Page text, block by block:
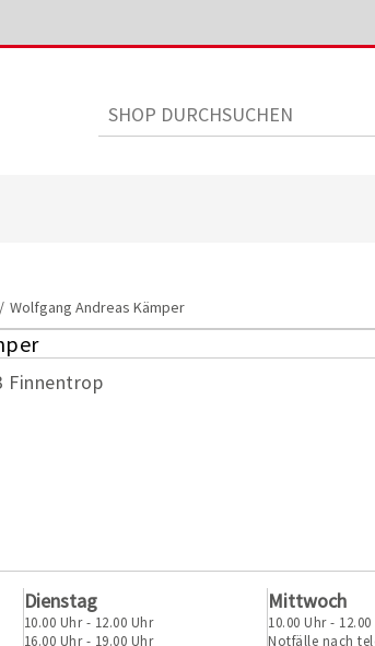
Wolfgang Andreas Kämper
Finnentrop
Dienstag
10.00 Uhr - 12.00 Uhr
16.00 Uhr - 19.00 Uhr
Mittwoch
10.00 Uhr -
Notfälle nach